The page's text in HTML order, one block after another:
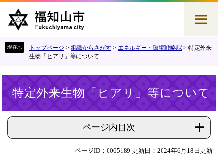
す
し
トップページ > 組織からさがす > エネルギー・環境戦略課 > 特定外来
生物「ヒアリ」等について
特定外来生物「ヒアリ」等について
ページ内目次
ページID：0065189 更新日：2024年6月18日更新